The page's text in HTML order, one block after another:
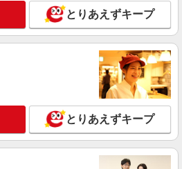
♪
円〜2125円 ＜日払い有/週払い有/交
(ガソリン代含む)＞
詳細を見る
デイサービスSTAFF＊16時退社も
とりあえずキープ
とりあえずキープ